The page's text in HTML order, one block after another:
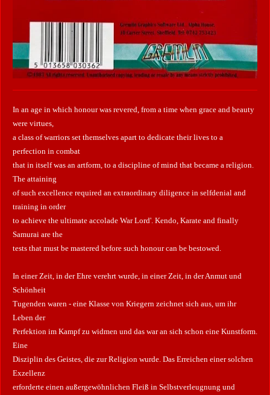
In an age in which honour was revered, from a time when grace and beauty
were virtues,
a class of warriors set themselves apart to dedicate their lives to a
perfection in combat
that in itself was an artform, to a discipline of mind that became a religion.
The attaining
of such excellence required an extraordinary diligence in selfdenial and
training in order
to achieve the ultimate accolade War Lord'. Kendo, Karate and finally
Samurai are the
tests that must be mastered before such honour can be bestowed.
In einer Zeit, in der Ehre verehrt wurde, in einer Zeit, in der Anmut und
Schönheit
Tugenden waren - eine Klasse von Kriegern zeichnet sich aus, um ihr
Leben der
Perfektion im Kampf zu widmen und das war an sich schon eine Kunstform.
Eine
Disziplin des Geistes, die zur Religion wurde. Das Erreichen einer solchen
Exzellenz
erforderte einen außergewöhnlichen Fleiß in Selbstverleugnung und